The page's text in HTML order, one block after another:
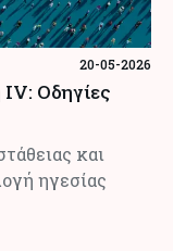
20-05-2026
IV: Οδηγίες
και
ηγεσίας